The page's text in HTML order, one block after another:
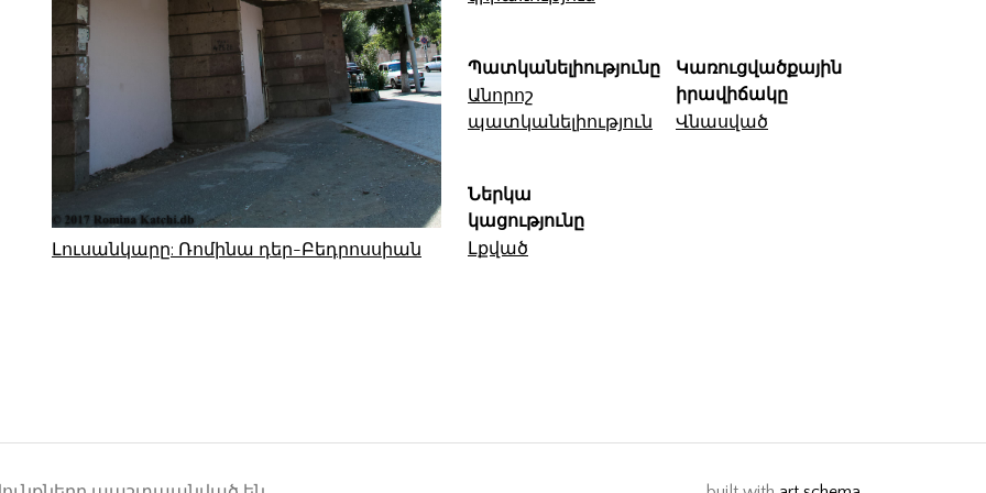
Լուսանկարը: Ռոմինա դեր-Բեդրոսսիան
Պատկանելիությունը
Անորոշ
պատկանելիություն
Կառուցվածքային
իրավիճակը
Վնասված
Ներկա
կացությունը
Լքված